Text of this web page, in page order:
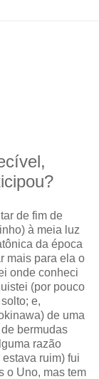
de fim de
à meia luz
da época
mais para ela o
onde conheci
(por pouco
e,
de uma
bermudas
razão
ruim) fui
o Uno, mas tem